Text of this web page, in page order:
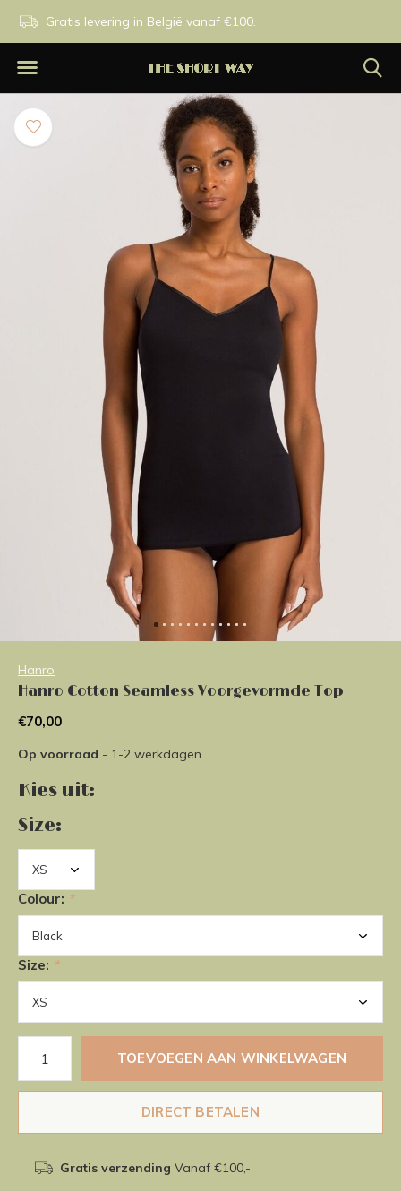
Gratis levering in België vanaf €100.
Hanro
Hanro Cotton Seamless Voorgevormde Top
€70,00
Op voorraad - 1-2 werkdagen
Kies uit:
Size:
Colour: *
Size: *
TOEVOEGEN AAN WINKELWAGEN
DIRECT BETALEN
Gratis verzending Vanaf €100,-